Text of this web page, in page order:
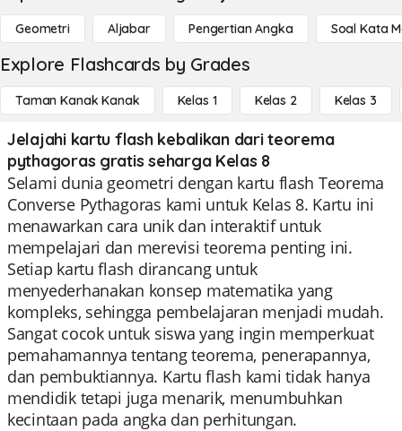
Geometri Aljabar Pengertian Angka Soal Kata
Explore Flashcards by Grades
Taman Kanak Kanak Kelas 1 Kelas 2 Kelas 3
Jelajahi kartu flash kebalikan dari teorema
pythagoras gratis seharga Kelas 8
Selami dunia geometri dengan kartu flash Teorema
Converse Pythagoras kami untuk Kelas 8. Kartu ini
menawarkan cara unik dan interaktif untuk
mempelajari dan merevisi teorema penting ini.
Setiap kartu flash dirancang untuk
menyederhanakan konsep matematika yang
kompleks, sehingga pembelajaran menjadi mudah.
Sangat cocok untuk siswa yang ingin memperkuat
pemahamannya tentang teorema, penerapannya,
dan pembuktiannya. Kartu flash kami tidak hanya
mendidik tetapi juga menarik, menumbuhkan
kecintaan pada angka dan perhitungan.